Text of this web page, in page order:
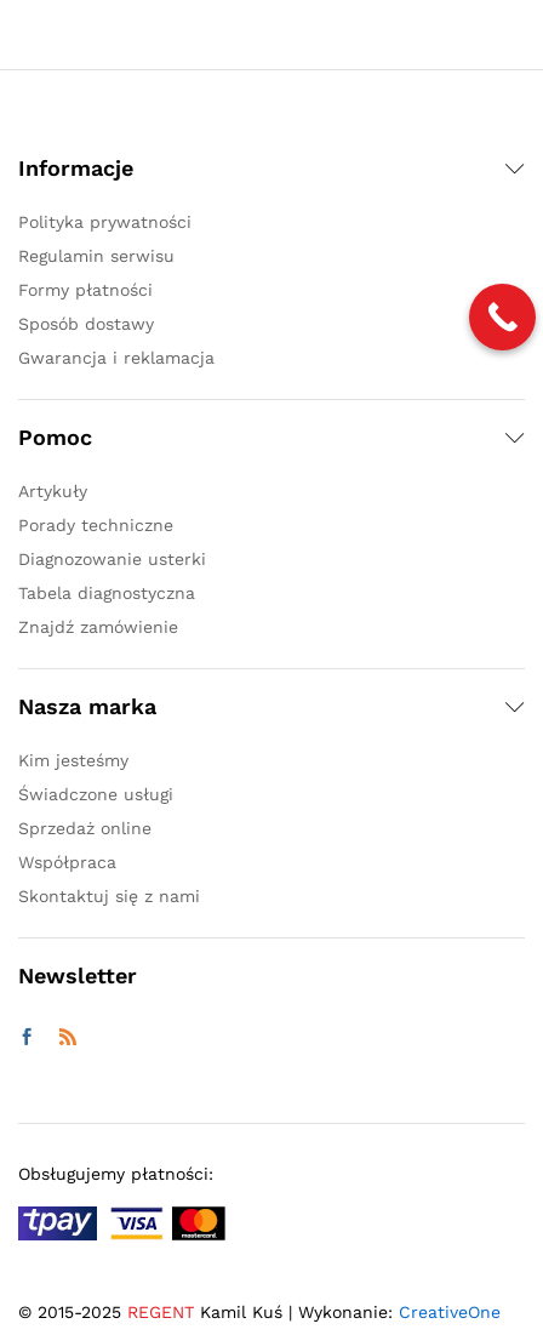
Informacje
Polityka prywatności
Regulamin serwisu
Formy płatności
Sposób dostawy
Gwarancja i reklamacja
Pomoc
Artykuły
Porady techniczne
Diagnozowanie usterki
Tabela diagnostyczna
Znajdź zamówienie
Nasza marka
Kim jesteśmy
Świadczone usługi
Sprzedaż online
Współpraca
Skontaktuj się z nami
Newsletter
© 2015-2025 REGENT Kamil Kuś | Wykonanie: CreativeOne
Obsługujemy płatności: